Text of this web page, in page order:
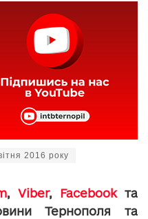
2016 року
, Viber, Facebookта
Тернополя та